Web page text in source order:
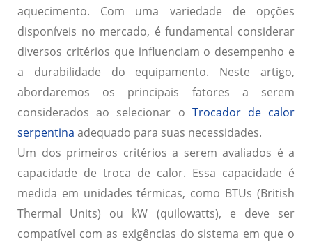
aquecimento. Com uma variedade de opções
disponíveis no mercado, é fundamental considerar
diversos critérios que influenciam o desempenho e
a durabilidade do equipamento. Neste artigo,
abordaremos os principais fatores a serem
considerados ao selecionar o Trocador de calor
serpentina adequado para suas necessidades.
Um dos primeiros critérios a serem avaliados é a
capacidade de troca de calor. Essa capacidade é
medida em unidades térmicas, como BTUs (British
Thermal Units) ou kW (quilowatts), e deve ser
compatível com as exigências do sistema em que o